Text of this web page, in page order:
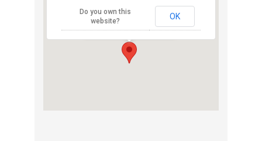
Corso semine 10 - Milano
View Eventi
Do you own this
website?
OK